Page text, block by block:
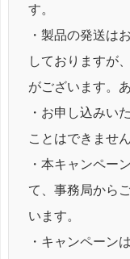
す。
・製品の発送は
しておりますが
がございます。
・お申し込みい
ことはできません
・本キャンペー
て、事務局から
います。
・キャンペーン